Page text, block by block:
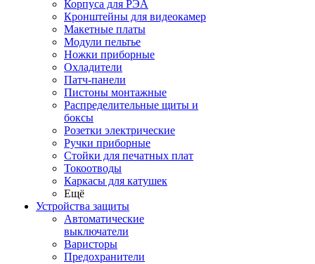
Корпуса для РЭА
Кронштейны для видеокамер
Макетные платы
Модули пельтье
Ножки приборные
Охладители
Патч-панели
Пистоны монтажные
Распределительные щиты и
боксы
Розетки электрические
Ручки приборные
Стойки для печатных плат
Токоотводы
Каркасы для катушек
Ещё
Устройства защиты
Автоматические
выключатели
Варисторы
Предохранители